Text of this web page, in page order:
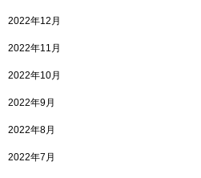
2022年12月
2022年11月
2022年10月
2022年9月
2022年8月
2022年7月